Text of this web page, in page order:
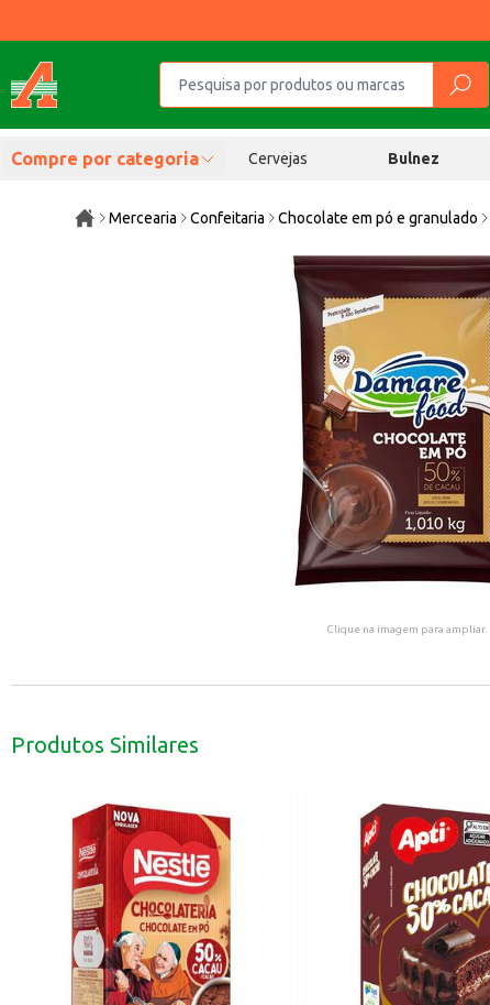
Compre por categoria Cervejas Bulnez
Mercearia Confeitaria Chocolate em pó e granulado
Clique na imagem para ampliar.
Produtos Similares